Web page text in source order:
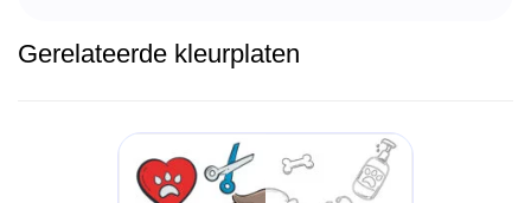
Gerelateerde kleurplaten